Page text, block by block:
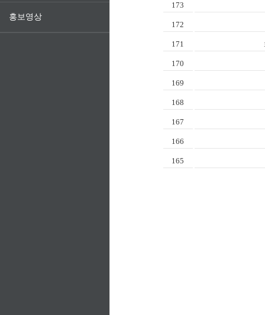
홍보영상
173
172
171
170
169
168
167
166
165